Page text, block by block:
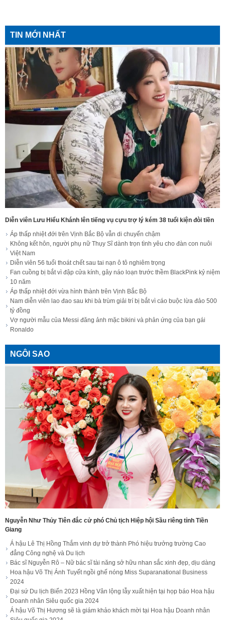
TIN MỚI NHẤT
Diễn viên Lưu Hiểu Khánh lên tiếng vụ cựu trợ lý kém 38 tuổi kiện đòi tiền
Áp thấp nhiệt đới trên Vịnh Bắc Bộ vẫn di chuyển chậm
Không kết hôn, người phụ nữ Thụy Sĩ dành trọn tình yêu cho đàn con nuôi
Việt Nam
Diễn viên 56 tuổi thoát chết sau tai nạn ô tô nghiêm trọng
Fan cuồng bị bắt vì đập cửa kính, gây náo loạn trước thềm BlackPink kỷ niệm
10 năm
Áp thấp nhiệt đới vừa hình thành trên Vịnh Bắc Bộ
Nam diễn viên lao đao sau khi bà trùm giải trí bị bắt vì cáo buộc lừa đảo 500
tỷ đồng
Vợ người mẫu của Messi đăng ảnh mặc bikini và phản ứng của bạn gái
Ronaldo
NGÔI SAO
Nguyễn Như Thủy Tiên đắc cử phó Chủ tịch Hiệp hội Sầu riêng tỉnh Tiền
Giang
Á hậu Lê Thị Hồng Thắm vinh dự trở thành Phó hiệu trưởng trường Cao
đẳng Công nghệ và Du lịch
Bác sĩ Nguyễn Rô – Nữ bác sĩ tài năng sở hữu nhan sắc xinh đẹp, dịu dàng
Hoa hậu Võ Thị Ánh Tuyết ngồi ghế nóng Miss Suparanational Business
2024
Đại sứ Du lịch Biển 2023 Hồng Vân lộng lẫy xuất hiện tại họp báo Hoa hậu
Doanh nhân Siêu quốc gia 2024
Á hậu Võ Thị Hương sẽ là giám khảo khách mời tại Hoa hậu Doanh nhân